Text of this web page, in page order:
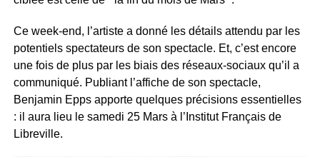
Ce week-end, l’artiste a donné les détails attendu par les
potentiels spectateurs de son spectacle. Et, c’est encore
une fois de plus par les biais des réseaux-sociaux qu’il a
communiqué. Publiant l’affiche de son spectacle,
Benjamin Epps apporte quelques précisions essentielles
: il aura lieu le samedi 25 Mars à l’Institut Français de
Libreville.